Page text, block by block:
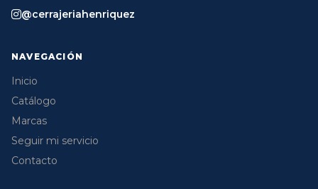
@cerrajeriahenriquez
NAVEGACIÓN
Inicio
Catálogo
Marcas
Seguir mi servicio
Contacto